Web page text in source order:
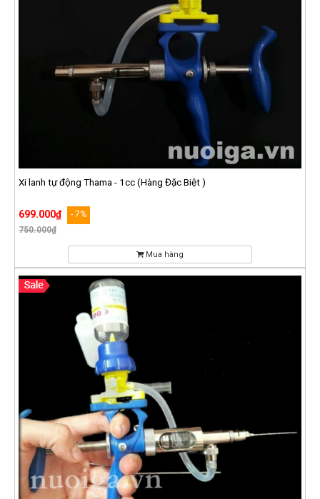
Xi lanh tự động Thama - 1cc (Hàng Đặc Biệt )
699.000₫
- 7%
750.000₫
Mua hàng